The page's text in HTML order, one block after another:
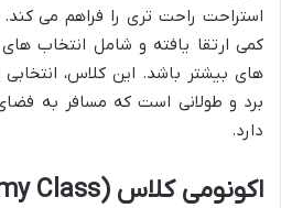
استراحت راحت تری را فراهم می
کمی ارتقا یافته و شامل انتخاب
های بیشتر باشد. این کلاس، انتخابی
برد و طولانی است که مسافر به
دارد.
اکونومی کلاس (Economy Class)